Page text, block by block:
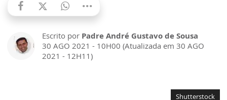
Escrito por Padre André Gustavo de Sousa
30 AGO 2021 - 10H00 (Atualizada em 30 AGO
2021 - 12H11)
Shutterstock